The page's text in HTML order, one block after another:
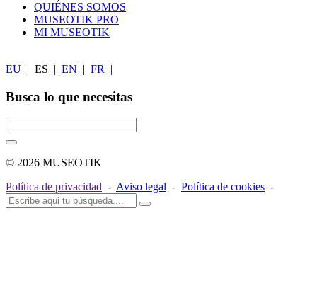
QUIÉNES SOMOS
MUSEOTIK PRO
MI MUSEOTIK
EU | ES | EN | FR |
Busca lo que necesitas
© 2026 MUSEOTIK
Política de privacidad - Aviso legal - Política de cookies -